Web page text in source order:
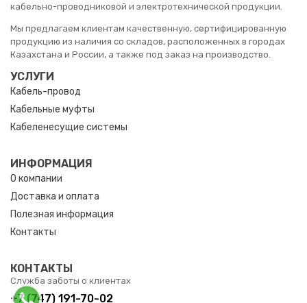
кабельно-проводниковой и электротехнической продукции.
Мы предлагаем клиентам качественную, сертифицированную
продукцию из наличия со складов, расположенных в городах
Казахстана и России, а также под заказ на производство.
УСЛУГИ
Кабель-провод
Кабельные муфты
Кабеленесущие системы
ИНФОРМАЦИЯ
О компании
Доставка и оплата
Полезная информация
Контакты
КОНТАКТЫ
Служба заботы о клиентах
+7 (747) 191-70-02